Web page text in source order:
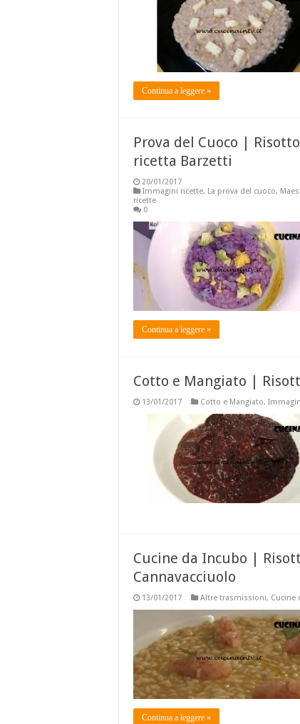
Continua a leggere »
Prova del Cuoco |
ricetta Barzetti
20/01/2017
Immagini ricette, La prova del cuoco,
ricette
0
Continua a leggere »
Cotto e Mangiato |
13/01/2017 Cotto e Mangiato,
Cucine da Incubo |
Cannavacciuolo
13/01/2017 Altre trasmissioni, Cucine
Continua a leggere »